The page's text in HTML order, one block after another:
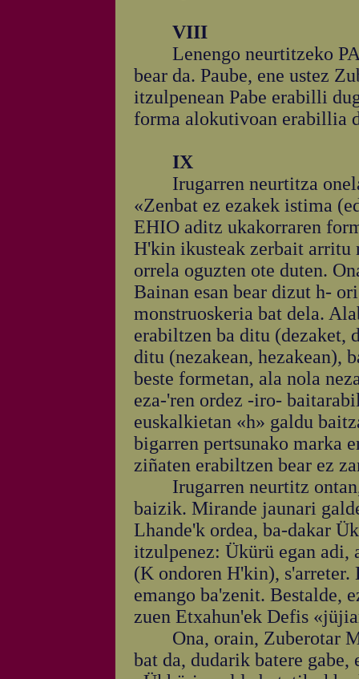
VIII
Lenengo neurtitzeko
bear da. Paube, ene ustez
itzulpenean Pabe erabilli
forma alokutivoan erabillia
IX
Irugarren neurtitza
«Zenbat ez ezakek istima
EHIO aditz ukakorraren
H'kin ikusteak zerbait arritu
orrela oguzten ote duten.
Bainan esan bear dizut h-
monstruoskeria bat dela.
erabiltzen ba ditu (dezaket,
ditu (nezakean, hezakean),
beste formetan, ala nola
eza-'ren ordez -iro-
euskalkietan «h» galdu
bigarren pertsunako marka
ziñaten erabiltzen bear ez
Irugarren neurtitz ontan,
baizik. Mirande jaunari
Lhande'k ordea, ba-dakar
itzulpenez: Ükürü egan adi,
(K ondoren H'kin),
emango ba'zenit. Bestalde,
zuen Etxahun'ek Defis
Ona, orain, Zuberotar
bat da, dudarik batere